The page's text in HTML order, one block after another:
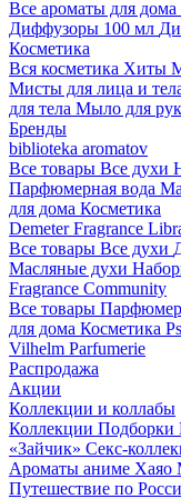
Все ароматы для дома
Диффузоры 100 мл
Косметика
Вся косметика Хиты
Мисты для лица и
для тела Мыло для рук
Бренды
biblioteka aromatov
Все товары Все духи
Парфюмерная вода
для дома Косметика
Demeter Fragrance
Все товары Все духи
Масляные духи
Fragrance Community
Все товары
для дома Косметика
Vilhelm Parfumerie
Распродажа
Акции
Коллекции и коллабы
Коллекции Подборки
«Зайчик» Секс-
Ароматы аниме Хаяо
Путешествие по